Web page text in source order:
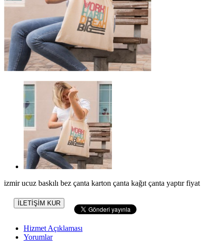
izmir ucuz baskılı bez çanta karton çanta kağıt çanta yaptır fiyat
İLETİŞİM KUR
Hizmet Açıklaması
Yorumlar